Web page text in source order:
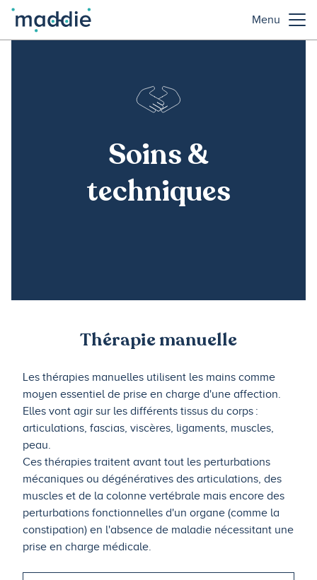
Menu
Soins &
techniques
Thérapie manuelle
Les thérapies manuelles utilisent les mains comme
moyen essentiel de prise en charge d'une affection.
Elles vont agir sur les différents tissus du corps :
articulations, fascias, viscères, ligaments, muscles,
peau.
Ces thérapies traitent avant tout les perturbations
mécaniques ou dégénératives des articulations, des
muscles et de la colonne vertébrale mais encore des
perturbations fonctionnelles d'un organe (comme la
constipation) en l'absence de maladie nécessitant une
prise en charge médicale.